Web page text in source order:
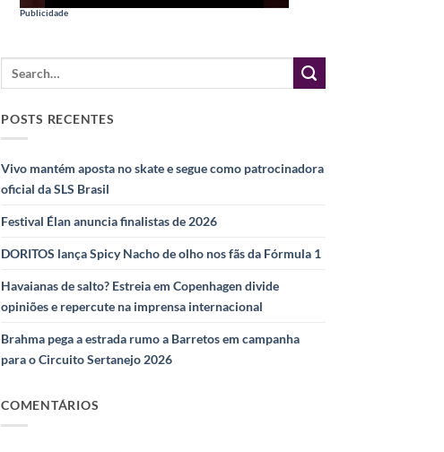
Publicidade
POSTS RECENTES
Vivo mantém aposta no skate e segue como patrocinadora
oficial da SLS Brasil
Festival Élan anuncia finalistas de 2026
DORITOS lança Spicy Nacho de olho nos fãs da Fórmula 1
Havaianas de salto? Estreia em Copenhagen divide
opiniões e repercute na imprensa internacional
Brahma pega a estrada rumo a Barretos em campanha
para o Circuito Sertanejo 2026
COMENTÁRIOS